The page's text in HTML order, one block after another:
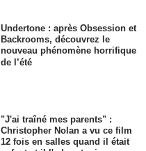
Undertone : après Obsession et
Backrooms, découvrez le
nouveau phénomène horrifique
de l’été
"J'ai traîné mes parents" :
Christopher Nolan a vu ce film
12 fois en salles quand il était